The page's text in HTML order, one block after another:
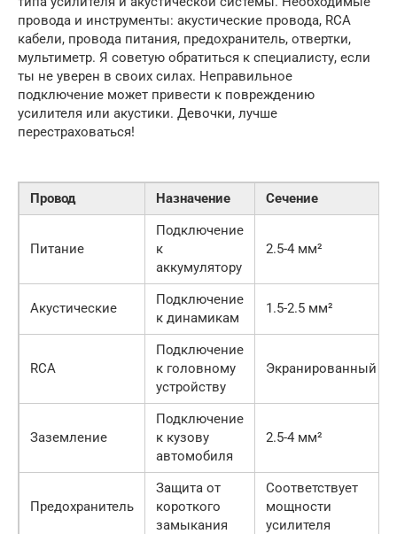
провода и инструменты: акустические провода, RCA
кабели, провода питания, предохранитель, отвертки,
мультиметр. Я советую обратиться к специалисту, если
ты не уверен в своих силах. Неправильное
подключение может привести к повреждению
усилителя или акустики. Девочки, лучше
перестраховаться!
Провод Назначение Сечение
Питание
Подключение
к
аккумулятору
2.5-4 мм²
Акустические
Подключение
к динамикам
1.5-2.5 мм²
RCA
Подключение
к головному
устройству
Экранированный
Заземление
Подключение
к кузову
автомобиля
2.5-4 мм²
Предохранитель
Защита от
короткого
замыкания
Соответствует
мощности
усилителя